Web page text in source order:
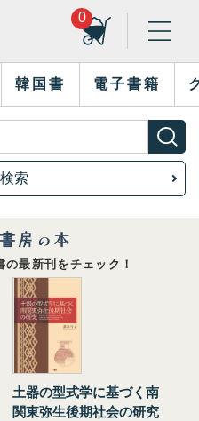
0
韓国書 電子書籍
索
最新刊をチェック！
土器の型式学に基づく南
関東弥生後期社会の研究